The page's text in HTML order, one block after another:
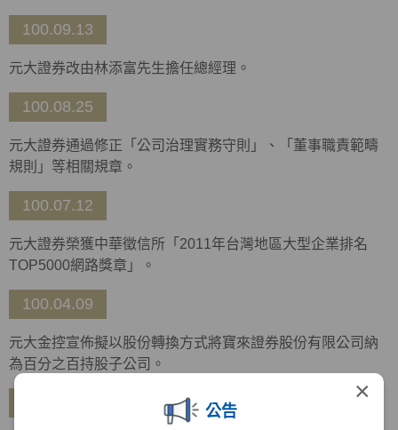
×
公告
100.09.13
元大證券改由林添富先生擔任總經理。
100.08.25
元大證券通過修正「公司治理實務守則」、「董事職責範疇
規則」等相關規章。
100.07.12
元大證券榮獲中華徵信所「2011年台灣地區大型企業排名
TOP5000網路獎章」。
100.04.09
元大金控宣佈擬以股份轉換方式將寶來證券股份有限公司納
為百分之百持股子公司。